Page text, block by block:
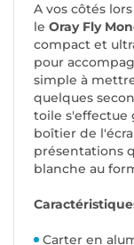
A vos côtés
le Oray Fly
compact et
pour
simple à
quelques
toile s'effectue
boîtier de
présentations
blanche au
Carter en